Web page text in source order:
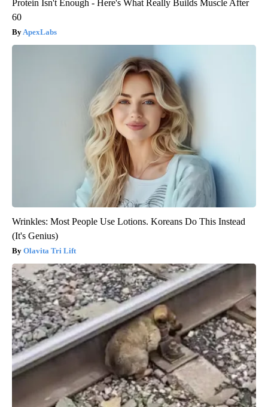
Protein Isn't Enough - Here's What Really Builds Muscle After
60
ApexLabs
Wrinkles: Most People Use Lotions. Koreans Do This Instead
(It's Genius)
Olavita Tri Lift